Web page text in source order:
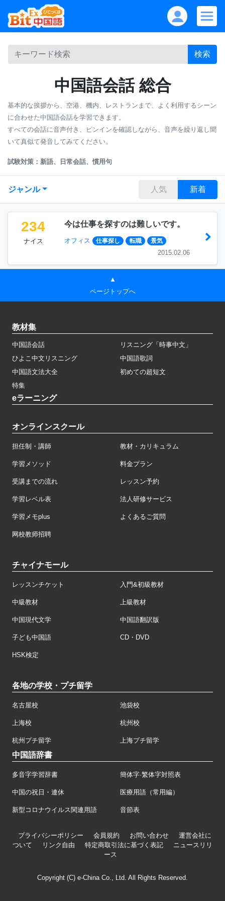
検索
中国語会話 総合
基本的な挨拶から、空港、機内、レストランまで、よく利用するシーン
に合わせた中国語会話を学習できます。
すべての会話に音声付き、ピンインを確認しながら、音声を繰り返し聞
いて真似て発音してみてください。
試験対策：新語、日常会話、慣用句
ジャンル 人気 新着
234
ナイス
今は仕事を探すのは難しいです。
オフィス 仕事探し 転職 景気
2015.02.06
▲
ページトップへ
教材集
中国語会話
リスニング「時事中文」
ひよこ中文リスニング
中国語歌詞
中国語文法大全
初めての超短文
特集
eラーニング
オンラインスクール
担任制・講師 教材・カリキュラム
学習メソッド 料金プラン
受講までの流れ レッスン予約
学習レベル表 法人研修サービス
学習メモplus よくあるご質問
网校教师招聘
チャイナモール
レッスンチケット 入門&初級教材
中級教材 上級教材
中国現代文学 中国語翻訳版
子ども中国語 CD・DVD
HSK検定
各地の学校・プチ留学
名古屋校 池袋校
上海校 杭州校
杭州プチ留学 上海プチ留学
中国語辞書
多音字学習辞書 簡体字·繁体字対照表
中国の祝日・連休 医療用語（常用編）
新型コロナウイルス関連用語 音節表
プライバシーポリシー 会員規約 お問い合わせ
運営会社に
ついて
リンク自由 特定商取引法に基づく表記
ニュースリリ
ース
Copyright (C) e-China Co., Ltd. All Rights Reserved.